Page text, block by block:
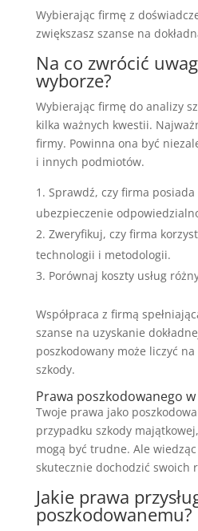
Wybierając firmę z
zwiększasz szanse na
Na co zwrócić
wyborze?
Wybierając firmę do analizy
kilka ważnych kwestii.
firmy. Powinna ona być
i innych podmiotów.
Sprawdź, czy firma
ubezpieczenie
Zweryfikuj, czy firma
technologii i metodologii.
Porównaj koszty usług
Współpraca z firmą
szanse na uzyskanie
poszkodowany może liczyć na
szkody.
Prawa poszkodowanego
Twoje prawa jako
przypadku szkody
mogą być trudne. Ale
skutecznie dochodzić swoich
Jakie prawa
poszkodowanemu?